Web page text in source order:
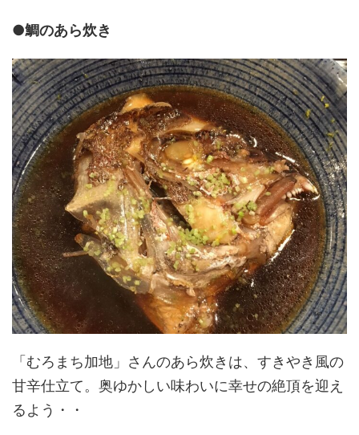
●鯛のあら炊き
「むろまち加地」さんのあら炊きは、すきやき風の
甘辛仕立て。奥ゆかしい味わいに幸せの絶頂を迎え
るよう・・